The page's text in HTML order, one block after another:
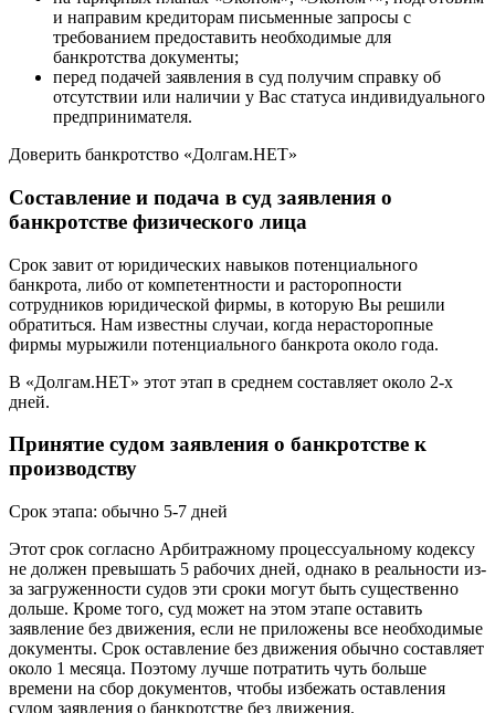
и направим кредиторам письменные запросы с
требованием предоставить необходимые для
банкротства документы;
перед подачей заявления в суд получим справку об
отсутствии или наличии у Вас статуса индивидуального
предпринимателя.
Доверить банкротство «Долгам.НЕТ»
Составление и подача в суд заявления о
банкротстве физического лица
Срок завит от юридических навыков потенциального
банкрота, либо от компетентности и расторопности
сотрудников юридической фирмы, в которую Вы решили
обратиться. Нам известны случаи, когда нерасторопные
фирмы мурыжили потенциального банкрота около года.
В «Долгам.НЕТ» этот этап в среднем составляет около 2-х
дней.
Принятие судом заявления о банкротстве к
производству
Срок этапа: обычно 5-7 дней
Этот срок согласно Арбитражному процессуальному кодексу
не должен превышать 5 рабочих дней, однако в реальности из-
за загруженности судов эти сроки могут быть существенно
дольше. Кроме того, суд может на этом этапе оставить
заявление без движения, если не приложены все необходимые
документы. Срок оставление без движения обычно составляет
около 1 месяца. Поэтому лучше потратить чуть больше
времени на сбор документов, чтобы избежать оставления
судом заявления о банкротстве без движения.